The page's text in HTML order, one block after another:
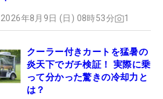
2026年8月9日 (日) 08時53分 1
クーラー付きカートを猛暑の
炎天下でガチ検証！ 実際に乗
って分かった驚きの冷却力と
は？